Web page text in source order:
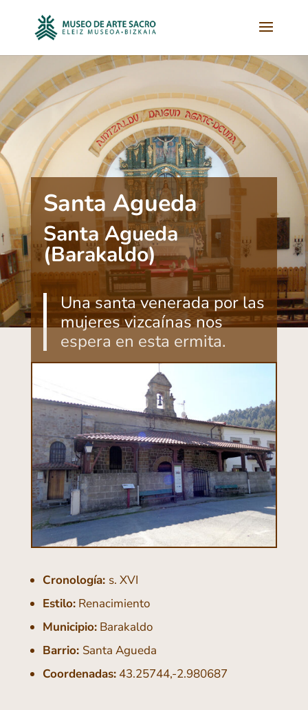
Santa Agueda
Santa Agueda
(Barakaldo)
Una santa venerada por las
mujeres vizcaínas nos
espera en esta ermita.
Cronología: s. XVI
Estilo:Renacimiento
Municipio:Barakaldo
Barrio: Santa Agueda
Coordenadas:43.25744,-2.980687